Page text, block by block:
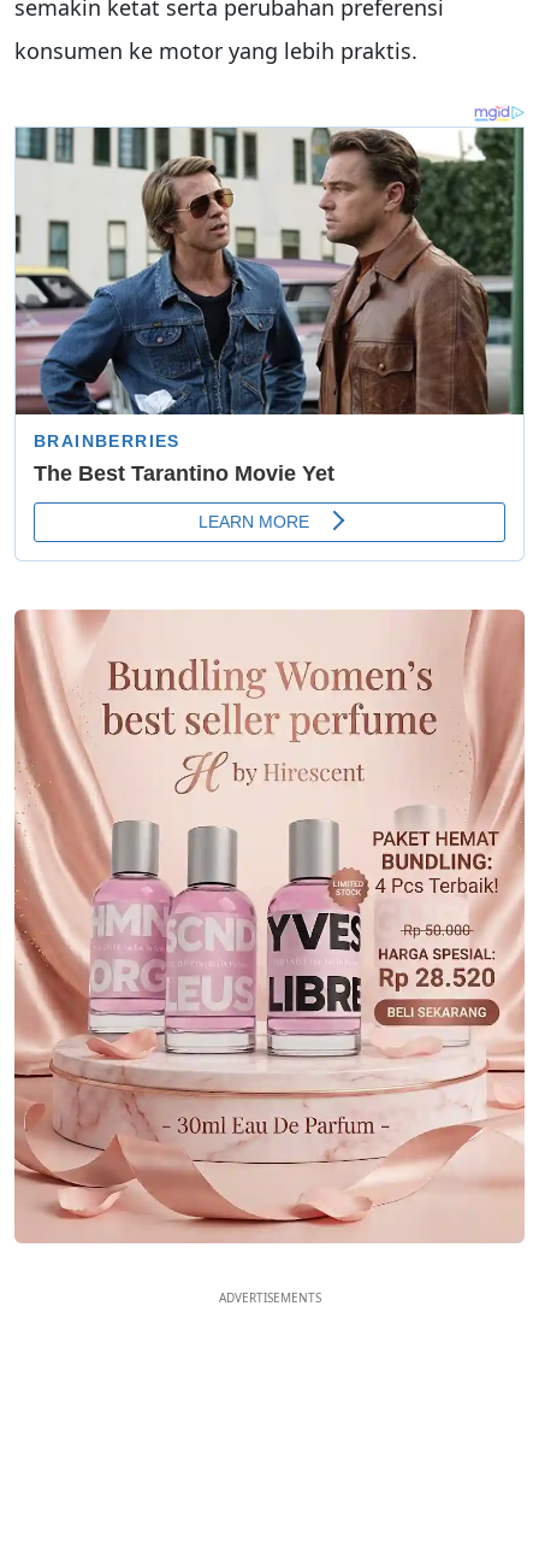
semakin ketat serta perubahan preferensi
konsumen ke motor yang lebih praktis.
ADVERTISEMENTS